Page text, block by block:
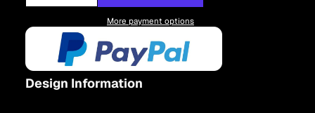
More payment options
Design Information